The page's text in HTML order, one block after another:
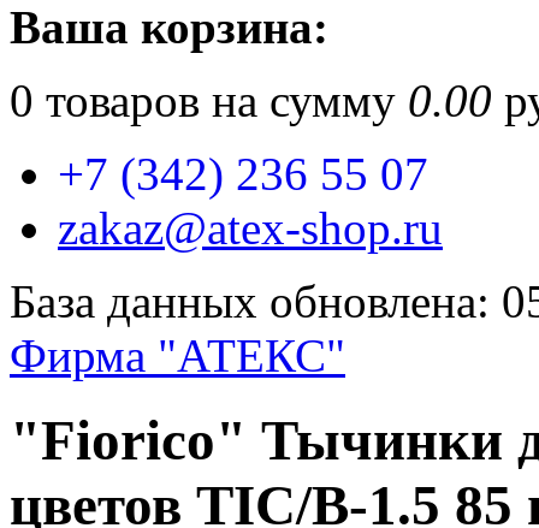
Ваша корзина:
0 товаров на сумму 0.00
+7 (342) 236 55 07
zakaz@atex-shop.ru
База данных обновлена:
Фирма "АТЕКС"
"Fiorico" Тычинки
цветов TIC/B-1.5 85